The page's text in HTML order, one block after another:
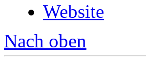
Website
Nach oben